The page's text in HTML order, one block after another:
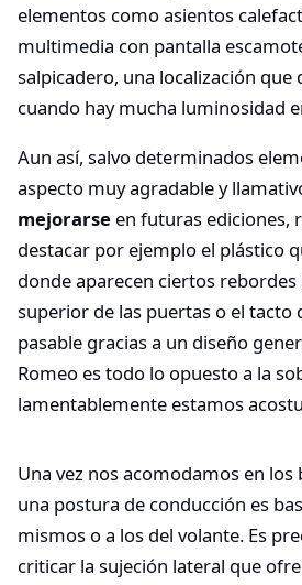
elementos como asientos
multimedia con pantalla
salpicadero, una localización
cuando hay mucha luminosidad
Aun así, salvo determinados
aspecto muy agradable y
mejorarse en futuras ediciones,
destacar por ejemplo el plástico
donde aparecen ciertos
superior de las puertas o el
pasable gracias a un diseño
Romeo es todo lo opuesto a la
lamentablemente estamos
Una vez nos acomodamos en
una postura de conducción es
mismos o a los del volante. Es
criticar la sujeción lateral que